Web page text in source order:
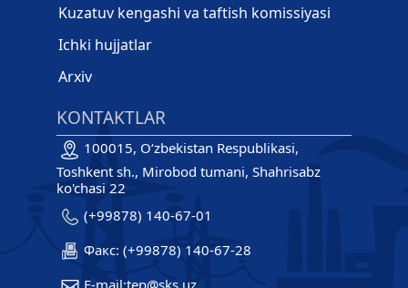
Kuzatuv kengashi va taftish komissiyasi
Ichki hujjatlar
Arxiv
KONTAKTLAR
100015, O‘zbekistan Respublikasi,
Toshkent sh., Mirobod tumani, Shahrisabz
ko'chasi 22
(+99878) 140-67-01
Факс: (+99878) 140-67-28
E-mail:tep@sks.uz